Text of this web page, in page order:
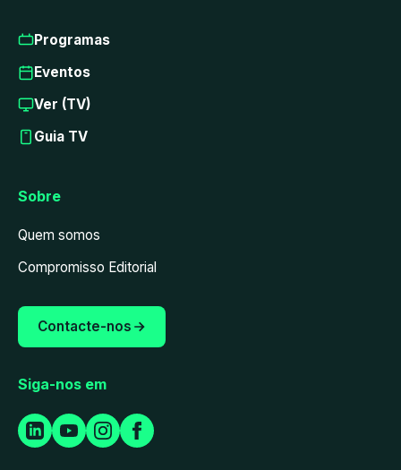
Programas
Eventos
Ver (TV)
Guia TV
Sobre
Quem somos
Compromisso Editorial
Contacte-nos
Siga-nos em